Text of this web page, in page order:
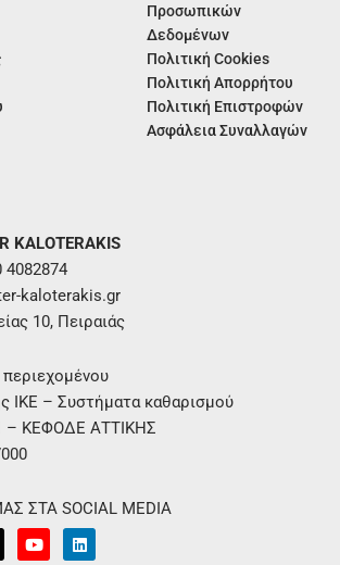
Προσωπικών
Δεδομένων
Πολιτική Cookies
Πολιτική Απορρήτου
Πολιτική Επιστροφών
Ασφάλεια Συναλλαγών
KALOTERAKIS
4082874
kaloterakis.gr
10, Πειραιάς
περιεχομένου
ΙΚΕ – Συστήματα καθαρισμού
– ΚΕΦΟΔΕ ΑΤΤΙΚΗΣ
ΣΤΑ SOCIAL MEDIA
Y
o
L
i